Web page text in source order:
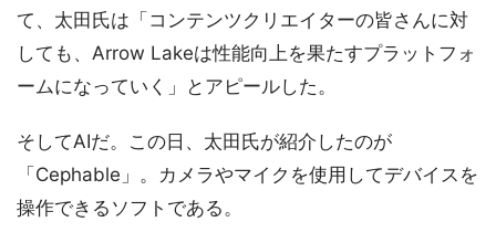
て、太田氏は「コンテンツクリエイターの皆さんに対
しても、Arrow Lakeは性能向上を果たすプラットフォ
ームになっていく」とアピールした。
そしてAIだ。この日、太田氏が紹介したのが
「Cephable」。カメラやマイクを使用してデバイスを
操作できるソフトである。